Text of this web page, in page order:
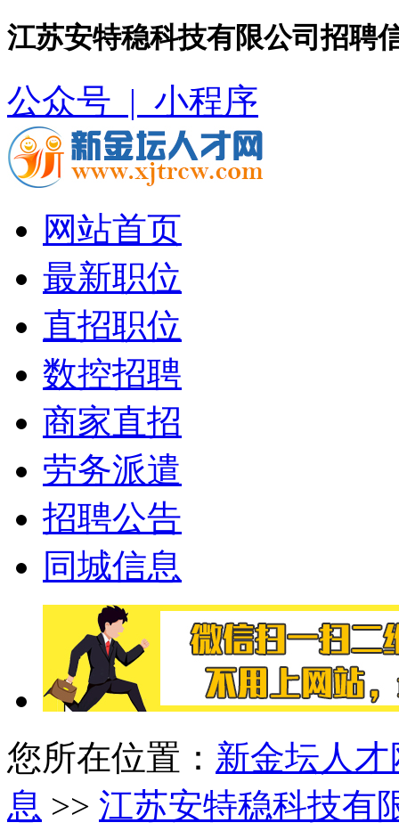
江苏安特稳科技有限公司招聘
公众号 | 小程序
网站首页
最新职位
直招职位
数控招聘
商家直招
劳务派遣
招聘公告
同城信息
您所在位置： 新金坛人才
息 >> 江苏安特稳科技有